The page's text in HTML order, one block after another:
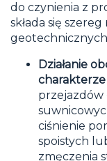
do czynienia z
składa się
Działanie
ciśnienie
spoistych
zmęczenia